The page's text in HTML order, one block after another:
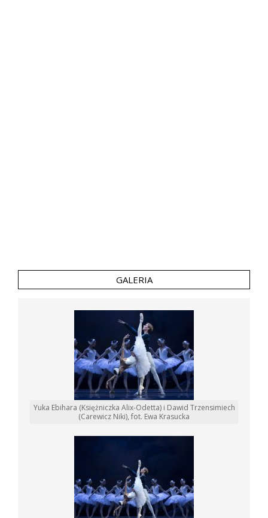
GALERIA
Yuka Ebihara (Księżniczka Alix-Odetta) i Dawid Trzensimiech
(Carewicz Niki), fot. Ewa Krasucka